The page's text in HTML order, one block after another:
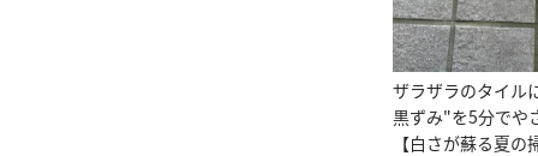
ザラザラのタイル
黒ずみ"を5分でや
【白さが蘇る夏の